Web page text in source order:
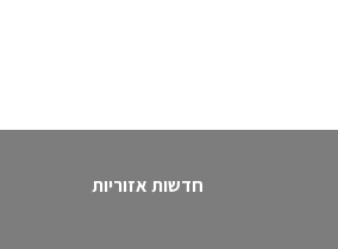
חדשות אזוריות